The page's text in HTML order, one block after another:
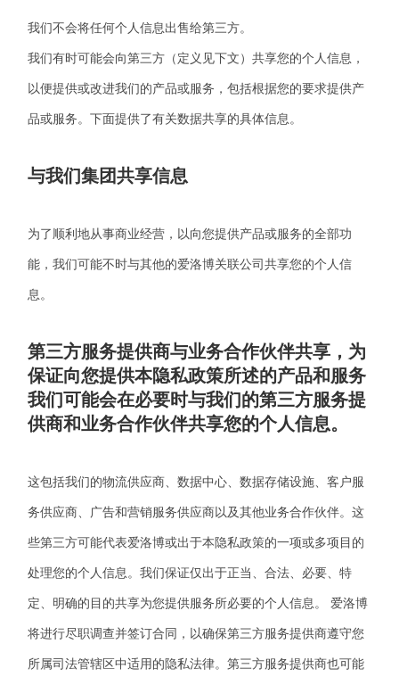
我们不会将任何个人信息出售给第三方。
我们有时可能会向第三方（定义见下文）共享您的个人信息，
以便提供或改进我们的产品或服务，包括根据您的要求提供产
品或服务。下面提供了有关数据共享的具体信息。
与我们集团共享信息
为了顺利地从事商业经营，以向您提供产品或服务的全部功
能，我们可能不时与其他的爱洛博关联公司共享您的个人信
息。
第三方服务提供商与业务合作伙伴共享，为
保证向您提供本隐私政策所述的产品和服务
我们可能会在必要时与我们的第三方服务提
供商和业务合作伙伴共享您的个人信息。
这包括我们的物流供应商、数据中心、数据存储设施、客户服
务供应商、广告和营销服务供应商以及其他业务合作伙伴。这
些第三方可能代表爱洛博或出于本隐私政策的一项或多项目的
处理您的个人信息。我们保证仅出于正当、合法、必要、特
定、明确的目的共享为您提供服务所必要的个人信息。 爱洛博
将进行尽职调查并签订合同，以确保第三方服务提供商遵守您
所属司法管辖区中适用的隐私法律。第三方服务提供商也可能